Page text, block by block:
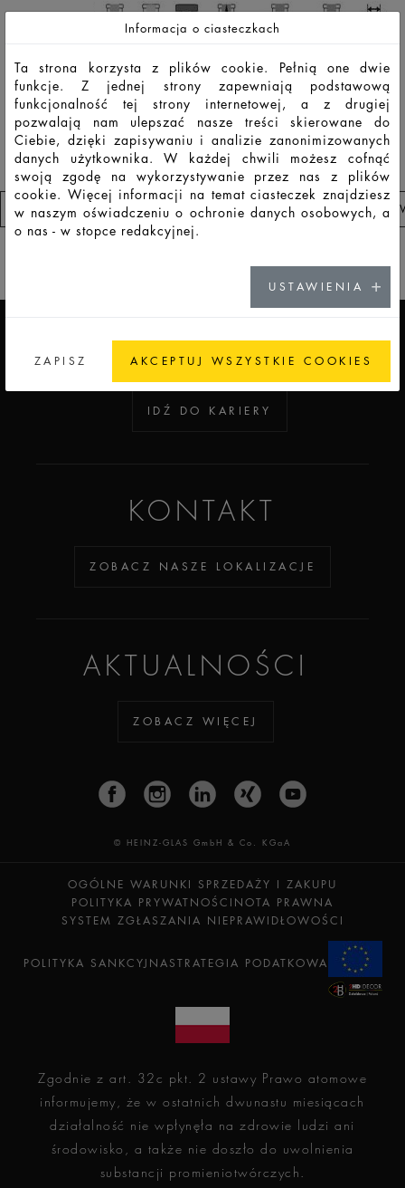
HD116 LSO 125 130 136 127,0 47,4 47,4 9,8
PRZEJDŹ DO LISTA OBSERWOWANYCH
ADDICTED TO GLASS
KARIERA
IDŹ DO KARIERY
KONTAKT
ZOBACZ NASZE LOKALIZACJE
AKTUALNOŚCI
ZOBACZ WIĘCEJ
© HEINZ-GLAS GmbH & Co. KGaA
OGÓLNE WARUNKI SPRZEDAŻY I ZAKUPU
POLITYKA PRYWATNOŚCI NOTA PRAWNA
SYSTEM ZGŁASZANIA NIEPRAWIDŁOWOŚCI
POLITYKA SANKCYJNASTRATEGIA PODATKOWA
Zgodnie z art. 32c pkt. 2 ustawy Prawo atomowe
informujemy, że w ostatnich dwunastu miesiącach
działalność nie wpłynęła na zdrowie ludzi ani
środowisko, a także nie doszło do uwolnienia
substancji promieniotwórczych.
Informacja o ciasteczkach
Ta strona korzysta z plików cookie. Pełnią one dwie
funkcje. Z jednej strony zapewniają podstawową
funkcjonalność tej strony internetowej, a z drugiej
pozwalają nam ulepszać nasze treści skierowane do
Ciebie, dzięki zapisywaniu i analizie zanonimizowanych
danych użytkownika. W każdej chwili możesz cofnąć
swoją zgodę na wykorzystywanie przez nas z plików
cookie. Więcej informacji na temat ciasteczek znajdziesz
w naszym oświadczeniu o ochronie danych osobowych, a
o nas - w stopce redakcyjnej.
USTAWIENIA
ZAPISZ AKCEPTUJ WSZYSTKIE COOKIES